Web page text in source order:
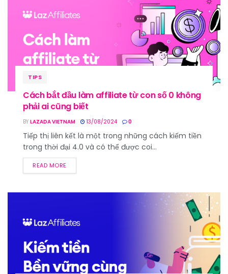
TIPS
Cách bắt đầu làm affiliate từ con số 0 không
phải ai cũng biết
BY LAZADA VIETNAM 13/08/2024 0
Tiếp thị liên kết là một trong những cách kiếm tiền
trong thời đại 4.0 và có thể được coi...
READ MORE